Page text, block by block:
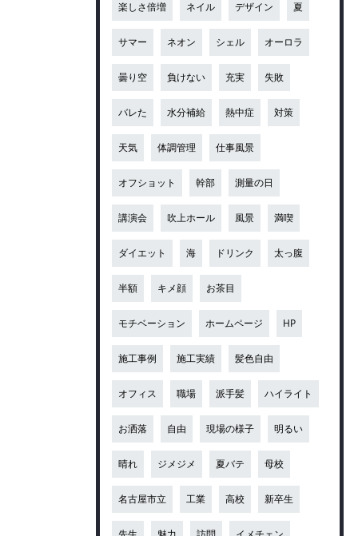
楽しさ倍増 ネイル デザイン 夏
サマー ネオン シェル オーロラ
曇り空 負けない 充実 失敗
バレた 水分補給 熱中症 対策
天気 体調管理 仕事風景
オフショット 幹部 測量の日
講演会 吹上ホール 風景 満喫
ダイエット 海 ドリンク 太っ腹
半額 キメ顔 お茶目
モチベーション ホームページ HP
施工事例 施工実績 髪色自由
オフィス 職場 派手髪 ハイライト
お洒落 自由 現場の様子 明るい
晴れ ジメジメ 夏バテ 母校
名古屋市立 工業 高校 新卒生